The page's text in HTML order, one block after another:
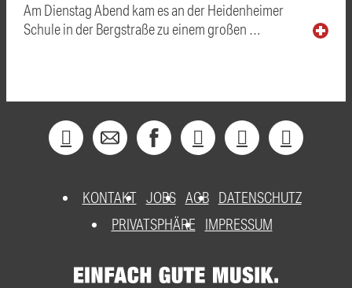
Am Dienstag Abend kam es an der Heidenheimer
Schule in der Bergstraße zu einem großen …
KONTAKT JOBS AGB DATENSCHUTZ
PRIVATSPHÄRE
IMPRESSUM